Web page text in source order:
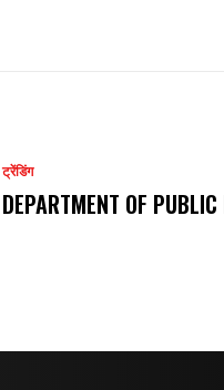
ट्रेंडिंग
DEPARTMENT OF